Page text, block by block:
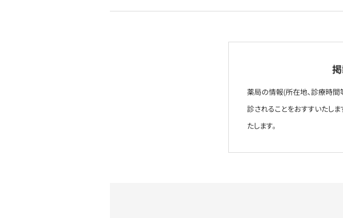
薬局の情報(所在地、診療時間
診されることをおすすいたし
たします。